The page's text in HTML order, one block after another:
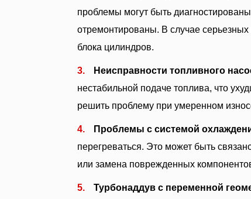
проблемы могут быть
отремонтированы. В случае
блока цилиндров.
Неисправности топливного
нестабильной подаче топлива, что
решить проблему при умеренном
Проблемы с системой
перегреваться. Это может быть
или замена поврежденных
Турбонаддув с переменной